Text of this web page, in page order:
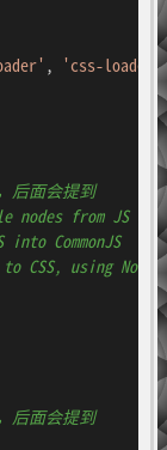
, 'css-loader'
后面会提到
nodes from JS
CommonJS
CSS, using Node
后面会提到